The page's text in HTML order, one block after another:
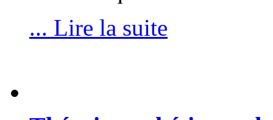
... Lire la suite